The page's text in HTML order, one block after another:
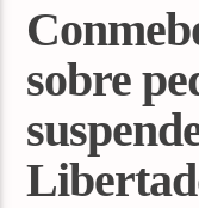
sobre